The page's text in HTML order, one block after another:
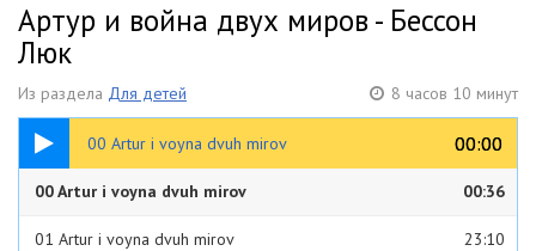
Артур и война двух миров - Бессон
Люк
Из раздела Для детей 8 часов 10 минут
00 Artur i voyna dvuh mirov 00:00
00:00
00:36
00 Artur i voyna dvuh mirov 00:36
01 Artur i voyna dvuh mirov 23:10